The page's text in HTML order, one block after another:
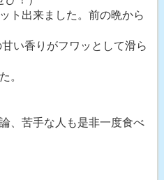
ト出来ました。前の晩から
い香りがフワッとして滑ら
た。
苦手な人も是非一度食べ